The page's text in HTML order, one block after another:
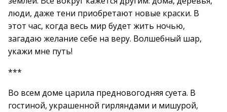
люди, даже тени приобретают новые краски. В
этот час, когда весь мир будет жить ночью,
загадаю желание себе на веру. Волшебный шар,
укажи мне путь!
***
Во всем доме царила предновогодняя суета. В
гостиной, украшенной гирляндами и мишурой,